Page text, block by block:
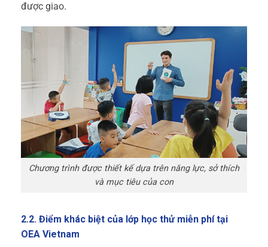
được giao.
Chương trình được thiết kế dựa trên năng lực, sở thích
và mục tiêu của con
2.2. Điểm khác biệt của lớp học thử miễn phí tại
OEA Vietnam